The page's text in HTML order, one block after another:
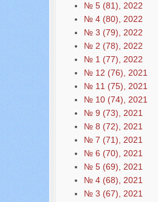
№ 5 (81), 2022
№ 4 (80), 2022
№ 3 (79), 2022
№ 2 (78), 2022
№ 1 (77), 2022
№ 12 (76), 2021
№ 11 (75), 2021
№ 10 (74), 2021
№ 9 (73), 2021
№ 8 (72), 2021
№ 7 (71), 2021
№ 6 (70), 2021
№ 5 (69), 2021
№ 4 (68), 2021
№ 3 (67), 2021